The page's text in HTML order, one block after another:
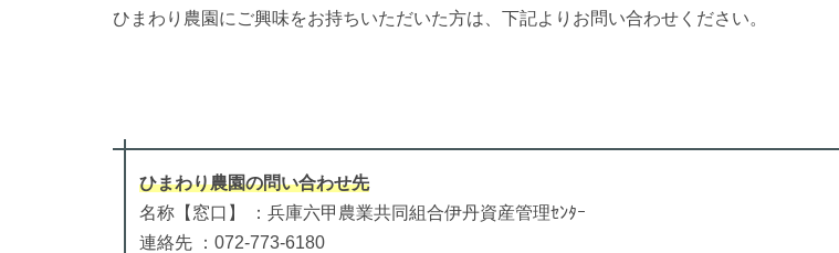
ひまわり農園にご興味をお持ちいただいた方は、下記よりお問い合わせください。
ひまわり農園の問い合わせ先
名称【窓口】 ：兵庫六甲農業共同組合伊丹資産管理ｾﾝﾀｰ
連絡先 ：072-773-6180